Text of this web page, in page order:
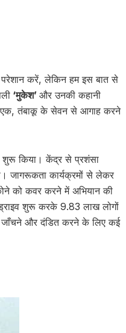
परेशान करें, लेकिन हम इस बात से
‘मुकेश’ और उनकी कहानी
एक, तंबाकू के सेवन से आगाह करने
शुरू किया। केंद्र से प्रशंसा
जागरूकता कार्यक्रमों से लेकर
को कवर करने में अभियान की
ड्राइव शुरू करके 9.83 लाख लोगों
जाँचने और दंडित करने के लिए कई